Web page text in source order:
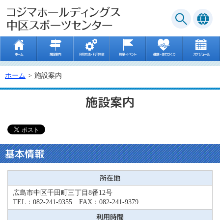
ホーム 施設案内 利用方法・利用料金 教室･イベント 健康・体力づくり スケジュール
ホーム 施設案内
施設案内
基本情報
所在地
広島市中区千田町三丁目8番12号
TEL：082-241-9355 FAX：082-241-9379
利用時間